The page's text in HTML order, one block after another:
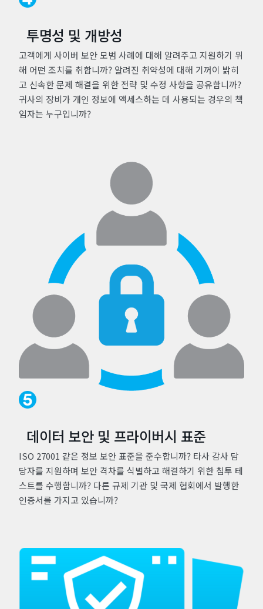
투명성 및 개방성
고객에게 사이버 보안 모범 사례에 대해 알려주고 지원하기 위
해 어떤 조치를 취합니까? 알려진 취약성에 대해 기꺼이 밝히
고 신속한 문제 해결을 위한 전략 및 수정 사항을 공유합니까?
귀사의 장비가 개인 정보에 액세스하는 데 사용되는 경우의 책
임자는 누구입니까?
데이터 보안 및 프라이버시 표준
ISO 27001 같은 정보 보안 표준을 준수합니까? 타사 감사 담
당자를 지원하며 보안 격차를 식별하고 해결하기 위한 침투 테
스트를 수행합니까? 다른 규제 기관 및 국제 협회에서 발행한
인증서를 가지고 있습니까?